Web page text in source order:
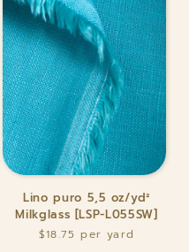
Lino
puro
5,5
oz/yd²
Lino puro 5,5 oz/yd²
Milkglass [LSP-L055SW]
$18.75